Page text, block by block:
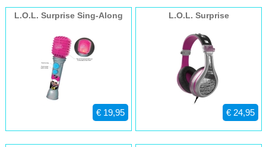
L.O.L. Surprise Sing-Along
€ 19,95
L.O.L. Surprise
€ 24,95